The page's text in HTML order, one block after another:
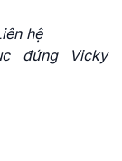
hệ
đứng
Vicky